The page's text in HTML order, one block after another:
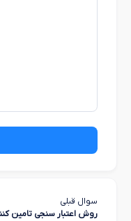
سوال قبلی
روش اعتبار سنجی تامین